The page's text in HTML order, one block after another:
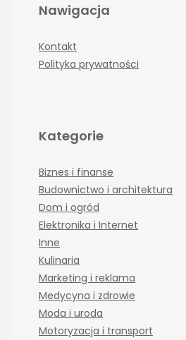
Nawigacja
Kontakt
Polityka prywatności
Kategorie
Biznes i finanse
Budownictwo i architektura
Dom i ogród
Elektronika i Internet
Inne
Kulinaria
Marketing i reklama
Medycyna i zdrowie
Moda i uroda
Motoryzacja i transport